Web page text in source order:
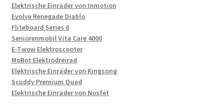
Elektrische Einräder von Inmotion
Evolve Renegade Diablo
Fliteboard Series 6
Seniorenmobil Vita Care 4000
E-Twow Elektroscooter
MoBot Elektrodreirad
Elektrische Einräder von Kingsong
Scuddy Premium Quad
Elektrische Einräder von Nosfet